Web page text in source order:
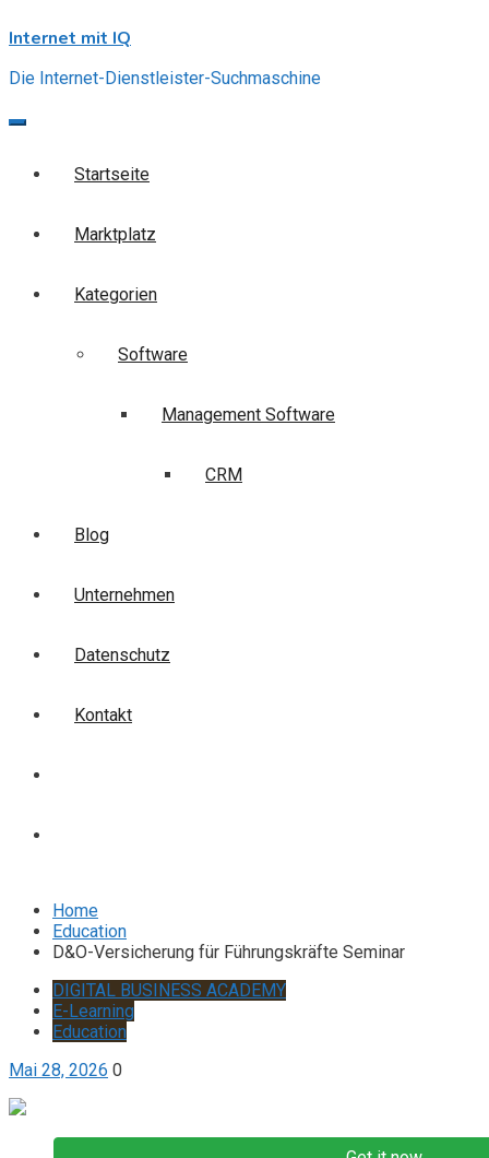
to
Internet mit IQ
Die Internet-Dienstleister-Suchmaschine
Startseite
Marktplatz
Kategorien
Software
Management Software
CRM
Blog
Unternehmen
Datenschutz
Kontakt
Home
Education
D&O-Versicherung für Führungskräfte Seminar
DIGITAL BUSINESS ACADEMY
E-Learning
Education
Mai 28, 2026 0